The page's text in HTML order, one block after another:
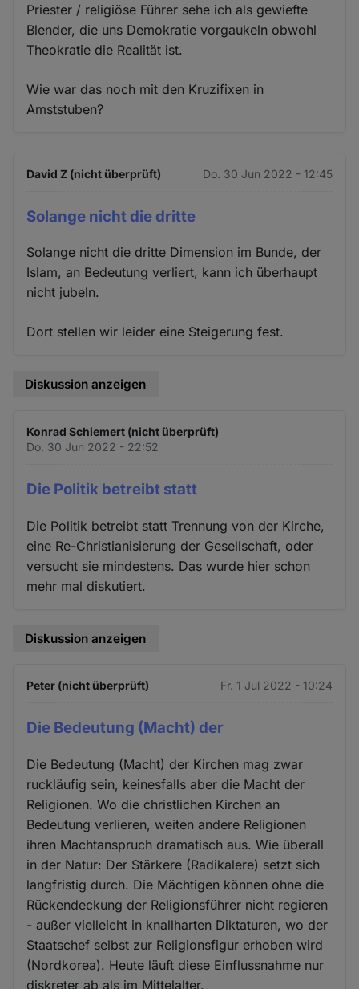
Priester / religiöse Führer sehe ich als gewiefte
Blender, die uns Demokratie vorgaukeln obwohl
Theokratie die Realität ist.
Wie war das noch mit den Kruzifixen in
Amststuben?
David Z (nicht überprüft) Do. 30 Jun 2022 - 12:45
Solange nicht die dritte
Solange nicht die dritte Dimension im Bunde, der
Islam, an Bedeutung verliert, kann ich überhaupt
nicht jubeln.
Dort stellen wir leider eine Steigerung fest.
Diskussion anzeigen
Konrad Schiemert (nicht überprüft)
Do. 30 Jun 2022 - 22:52
Die Politik betreibt statt
Die Politik betreibt statt Trennung von der Kirche,
eine Re-Christianisierung der Gesellschaft, oder
versucht sie mindestens. Das wurde hier schon
mehr mal diskutiert.
Diskussion anzeigen
Peter (nicht überprüft) Fr. 1 Jul 2022 - 10:24
Die Bedeutung (Macht) der
Die Bedeutung (Macht) der Kirchen mag zwar
ruckläufig sein, keinesfalls aber die Macht der
Religionen. Wo die christlichen Kirchen an
Bedeutung verlieren, weiten andere Religionen
ihren Machtanspruch dramatisch aus. Wie überall
in der Natur: Der Stärkere (Radikalere) setzt sich
langfristig durch. Die Mächtigen können ohne die
Rückendeckung der Religionsführer nicht regieren
- außer vielleicht in knallharten Diktaturen, wo der
Staatschef selbst zur Religionsfigur erhoben wird
(Nordkorea). Heute läuft diese Einflussnahme nur
diskreter ab als im Mittelalter.